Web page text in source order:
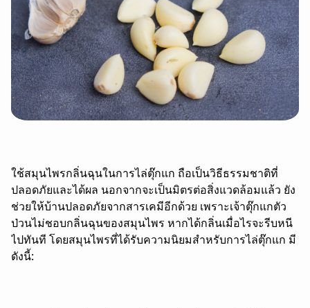
ใช้สมุนไพรกลิ่นฉุนในการไล่ตุ๊กแก ถือเป็นวิธีธรรมชาติที่
ปลอดภัยและได้ผล นอกจากจะเป็นมิตรต่อสิ่งแวดล้อมแล้ว ยัง
ช่วยให้บ้านปลอดภัยจากสารเคมีอีกด้วย เพราะเจ้าตุ๊กแกตัว
ป่วนไม่ชอบกลิ่นฉุนของสมุนไพร หากได้กลิ่นเมื่อไรจะรีบหนี
ไปทันที โดยสมุนไพรที่ได้รับความนิยมสำหรับการไล่ตุ๊กแก มี
ดังนี้: